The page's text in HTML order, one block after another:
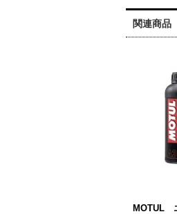
関連商品
MOTUL